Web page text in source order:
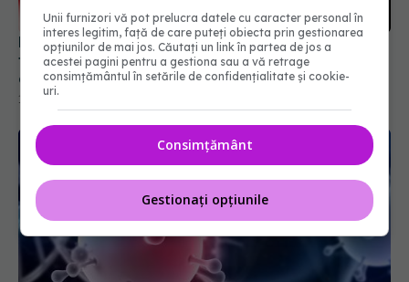
Pandemia de COVID-19 rămâne doar un subiect
tabu în China, la 5 ani de la anunțul primului
deces legat de virus
13 ian 2025, 09:49
Unii furnizori vă pot prelucra datele cu caracter personal în
interes legitim, față de care puteți obiecta prin gestionarea
opțiunilor de mai jos. Căutați un link în partea de jos a
acestei pagini pentru a gestiona sau a vă retrage
consimțământul în setările de confidențialitate și cookie-
uri.
Consimțământ
Gestionați opțiunile